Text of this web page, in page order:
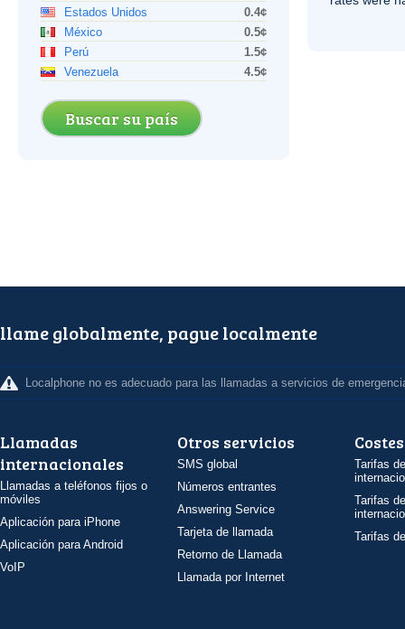
Estados Unidos
0.4¢
México
0.5¢
Perú
1.5¢
Venezuela
4.5¢
Buscar su país
llame globalmente, pague localmente
Localphone no es adecuado para las llamadas a servicios de
Llamadas
internacionales
Llamadas a teléfonos fijos o
móviles
Aplicación para iPhone
Aplicación para Android
VoIP
Otros servicios
SMS global
Números entrantes
Answering Service
Tarjeta de llamada
Retorno de Llamada
Llamada por Internet
Costes
Tarifas
Tarifas
Tarifas